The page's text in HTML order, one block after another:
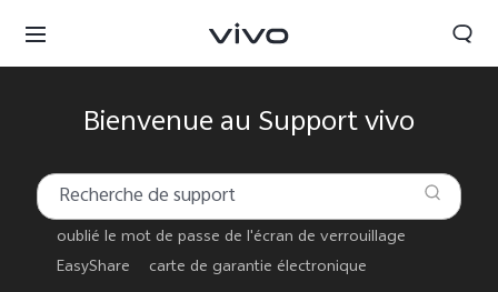
Bienvenue au Support vivo
oublié le mot de passe de l'écran de verrouillage
EasyShare
carte de garantie électronique